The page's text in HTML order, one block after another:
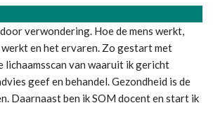
verwondering. Hoe de mens werkt,
en het ervaren. Zo gestart met
lichaamsscan van waaruit ik gericht
geef en behandel. Gezondheid is de
Daarnaast ben ik SOM docent en start ik